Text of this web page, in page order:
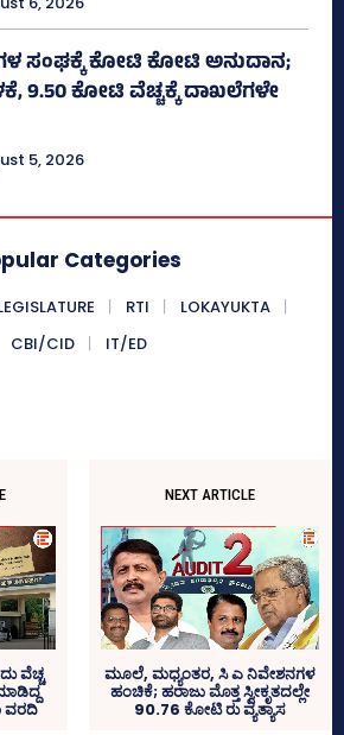
ಸಂಘಕ್ಕೆ ಕೋಟಿ ಕೋಟಿ ಅನುದಾನ;
ಕೋಟಿ ವೆಚ್ಚಕ್ಕೆ ದಾಖಲೆಗಳೇ
5, 2026
Categories
RTI
LOKAYUKTA
CBI/CID
IT/ED
ವೆಚ್ಚ
ವರದಿ
NEXT ARTICLE
ಮೂಲೆ, ಮಧ್ಯಂತರ, ಸಿ ಎ ನಿವೇಶನಗಳ
ಹಂಚಿಕೆ; ಹರಾಜು ಮೊತ್ತ ಸ್ವೀಕೃತದಲ್ಲೇ
90.76 ಕೋಟಿ ರು ವ್ಯತ್ಯಾಸ